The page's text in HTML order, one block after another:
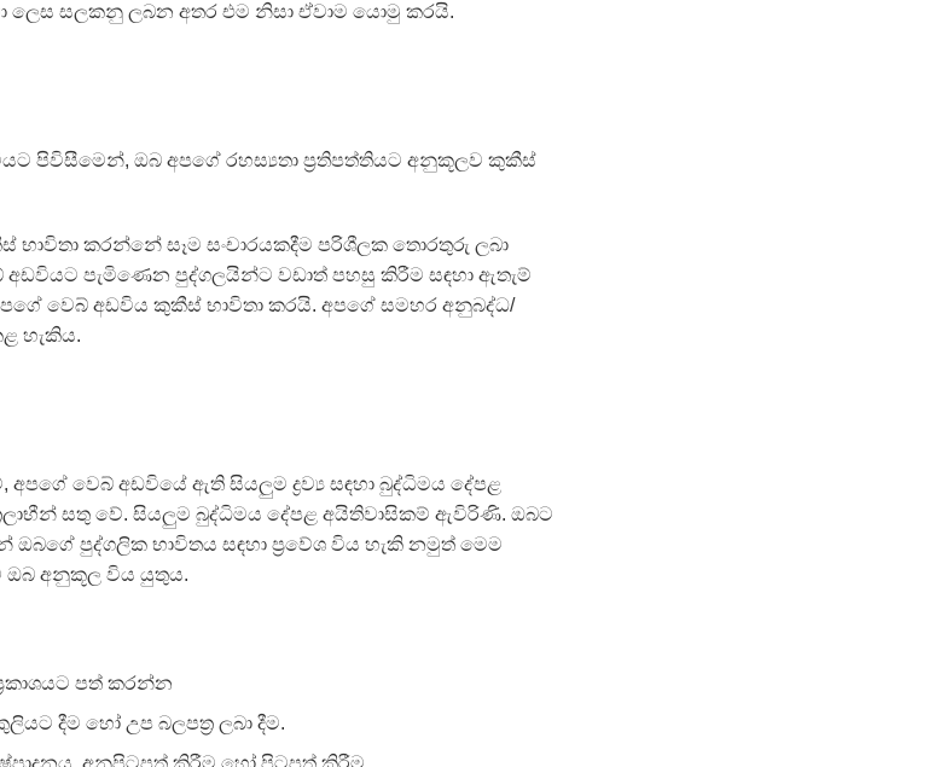
සලකනු ලබන අතර එම නිසා ඒවාම යොමු කරයි.
පිවිසීමෙන්, ඔබ අපගේ රහස්‍යතා ප්‍රතිපත්තියට අනුකූලව කුකීස්
භාවිතා කරන්නේ සෑම සංචාරයකදීම පරිශීලක තොරතුරු ලබා
පැමිණෙන පුද්ගලයින්ට වඩාත් පහසු කිරීම සඳහා ඇතැම්
වෙබ් අඩවිය කුකීස් භාවිතා කරයි. අපගේ සමහර අනුබද්ධ/
හැකිය.
වෙබ් අඩවියේ ඇති සියලුම ද්‍රව්‍ය සඳහා බුද්ධිමය දේපළ
සතු වේ. සියලුම බුද්ධිමය දේපළ අයිතිවාසිකම් ඇවිරිණි. ඔබට
පුද්ගලික භාවිතය සඳහා ප්‍රවේශ විය හැකි නමුත් මෙම
අනුකූල විය යුතුය.
පත් කරන්න
දීම හෝ උප බලපත්‍ර ලබා දීම.
අනුපිටපත් කිරීම හෝ පිටපත් කිරීම